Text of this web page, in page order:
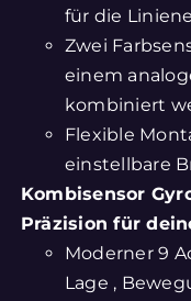
für die
Zwei
einem
kombiniert
Flexible
einstellbare
Kombisensor
Präzision für
Moderner 9
Lage ,